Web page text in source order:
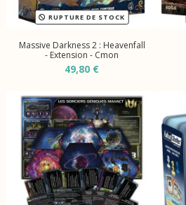
RUPTURE DE STOCK
Massive Darkness 2 : Heavenfall
- Extension - Cmon
49,80 €